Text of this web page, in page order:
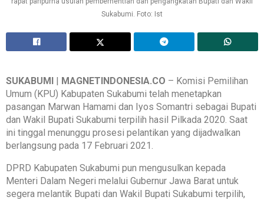
Sukabumi. Foto: Ist
SUKABUMI | MAGNETINDONESIA.CO – Komisi Pemilihan
Umum (KPU) Kabupaten Sukabumi telah menetapkan
pasangan Marwan Hamami dan Iyos Somantri sebagai Bupati
dan Wakil Bupati Sukabumi terpilih hasil Pilkada 2020. Saat
ini tinggal menunggu prosesi pelantikan yang dijadwalkan
berlangsung pada 17 Februari 2021.
DPRD Kabupaten Sukabumi pun mengusulkan kepada
Menteri Dalam Negeri melalui Gubernur Jawa Barat untuk
segera melantik Bupati dan Wakil Bupati Sukabumi terpilih,